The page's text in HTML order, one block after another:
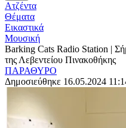
Ατζέντα
Θέματα
Εικαστικά
Μουσική
Barking Cats Radio Station |
της Λεβεντείου Πινακοθήκης
ΠΑΡΑΘΥΡΟ
Δημοσιεύθηκε 16.05.2024